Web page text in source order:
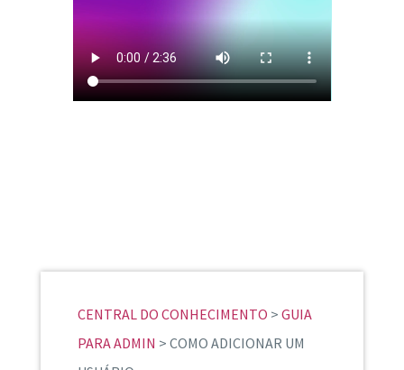
CENTRAL DO CONHECIMENTO >GUIA
PARA ADMIN > COMO ADICIONAR UM